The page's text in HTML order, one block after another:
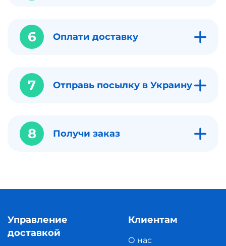
6 Оплати доставку
7 Отправь посылку в Украину
8 Получи заказ
Управление
доставкой
Клиентам
О нас